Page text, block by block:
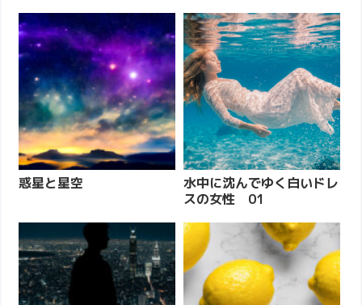
惑星と星空
水中に沈んでゆく白いドレ
スの女性 01